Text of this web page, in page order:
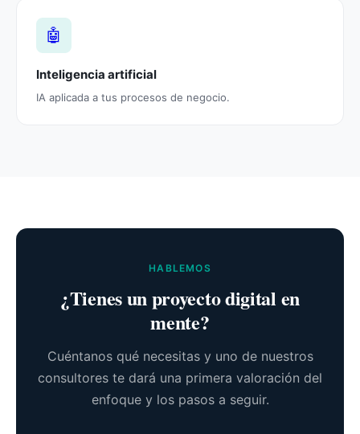
🤖
Inteligencia artificial
IA aplicada a tus procesos de negocio.
HABLEMOS
¿Tienes un proyecto digital en
mente?
Cuéntanos qué necesitas y uno de nuestros
consultores te dará una primera valoración del
enfoque y los pasos a seguir.